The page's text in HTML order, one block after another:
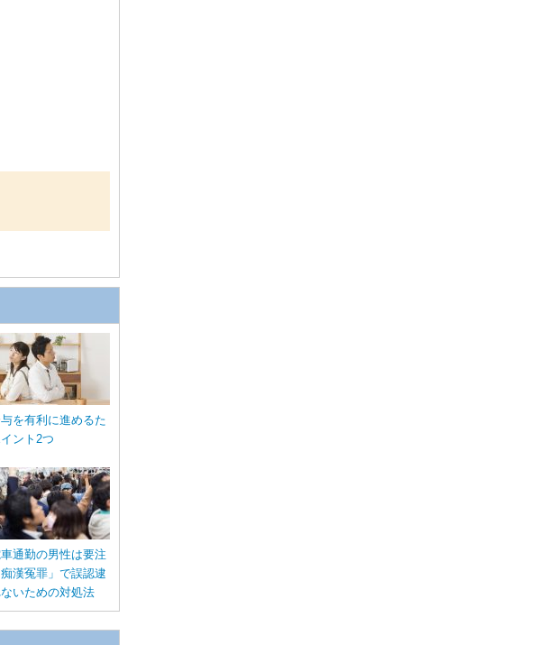
を有利に進めるた
ント2つ
通勤の男性は要注
漢冤罪」で誤認逮
いための対処法